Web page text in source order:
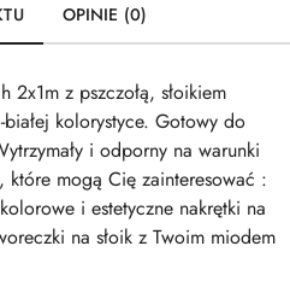
OPINIE (0)
2x1m z pszczołą, słoikiem
kolorystyce. Gotowy do
i odporny na warunki
które mogą Cię zainteresować :
i estetyczne nakrętki na
na słoik z Twoim miodem